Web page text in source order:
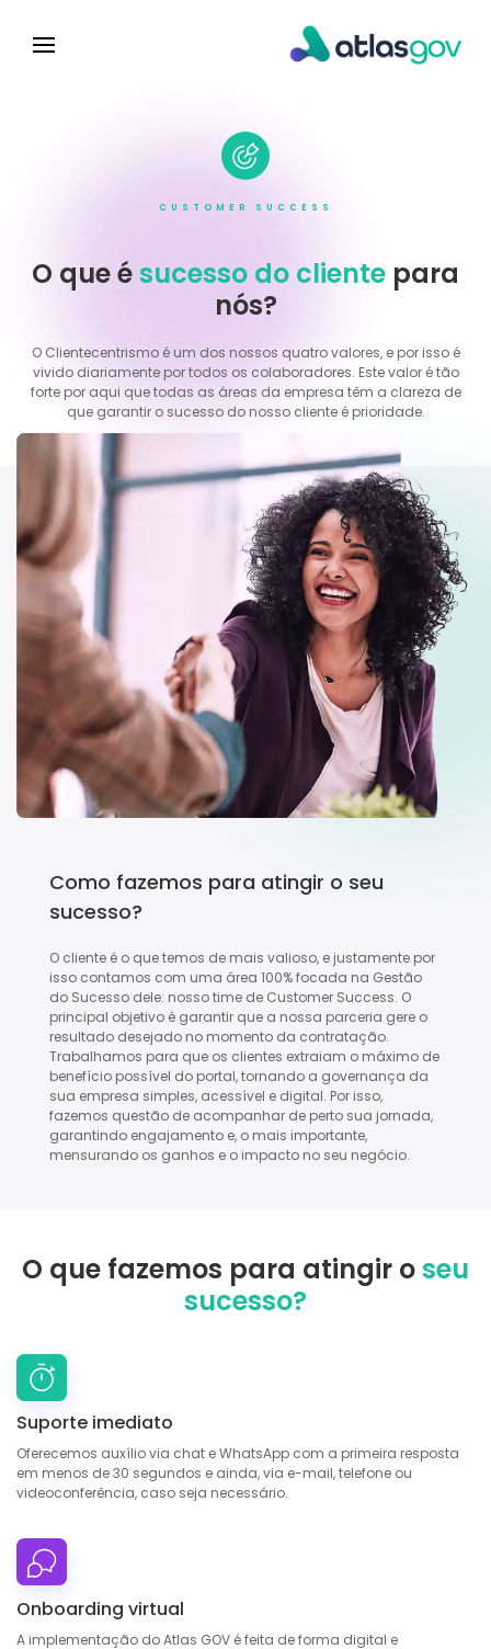
CUSTOMER SUCCESS
O que ésucesso do cliente para
nós?
O Clientecentrismo é um dos nossos quatro valores, e por isso é
vivido diariamente por todos os colaboradores. Este valor é tão
forte por aqui que todas as áreas da empresa têm a clareza de
que garantir o sucesso do nosso cliente é prioridade.
Como fazemos para atingir o seu
sucesso?
O cliente é o que temos de mais valioso, e justamente por
isso contamos com uma área 100% focada na Gestão
do Sucesso dele: nosso time de Customer Success. O
principal objetivo é garantir que a nossa parceria gere o
resultado desejado no momento da contratação.
Trabalhamos para que os clientes extraiam o máximo de
benefício possível do portal, tornando a governança da
sua empresa simples, acessível e digital. Por isso,
fazemos questão de acompanhar de perto sua jornada,
garantindo engajamento e, o mais importante,
mensurando os ganhos e o impacto no seu negócio.
O que fazemos para atingir oseu
sucesso?
Suporte imediato
Oferecemos auxílio via chat e WhatsApp com a primeira resposta
em menos de 30 segundos e ainda, via e-mail, telefone ou
videoconferência, caso seja necessário.
Onboarding virtual
A implementação do Atlas GOV é feita de forma digital e